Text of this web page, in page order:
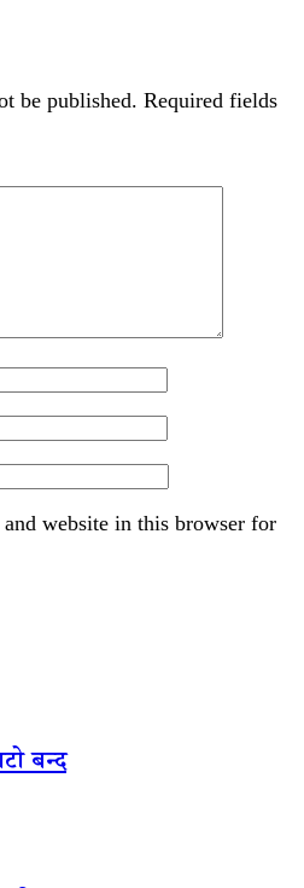
be published. Required fields
website in this browser for
बन्द